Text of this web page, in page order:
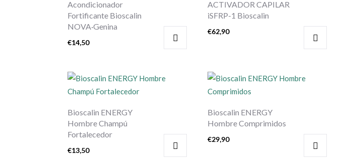
Acondicionador
Fortificante Bioscalin
NOVA·Genina
€14,50
ACTIVADOR CAPILAR
iSFRP-1 Bioscalin
€62,90
Bioscalin ENERGY
Hombre Champú
Fortalecedor
€13,50
Bioscalin ENERGY
Hombre Comprimidos
€29,90